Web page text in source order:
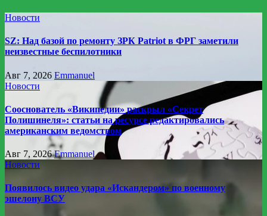
Новости
SZ: Над базой по ремонту ЗРК Patriot в ФРГ заметили
неизвестные беспилотники
Авг 7, 2026 Emmanuel
Новости
Сооснователь «Википедии» раскрыл «Секрет
Полишинеля»: статьи на ресурсе редактировались
американским ведомством
Авг 7, 2026Emmanuel
Новости
Появилось видео удара «Искандером» по военному
эшелону ВСУ